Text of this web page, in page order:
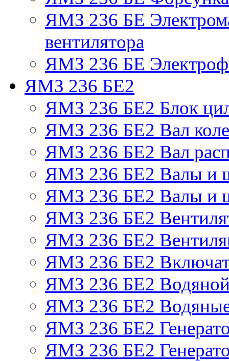
ЯМЗ 236 БЕ
вентилятора
ЯМЗ 236 БЕ
ЯМЗ 236 БЕ2
ЯМЗ 236 БЕ2 Блок
ЯМЗ 236 БЕ2 Вал
ЯМЗ 236 БЕ2 Вал
ЯМЗ 236 БЕ2 Валы и
ЯМЗ 236 БЕ2 Валы и
ЯМЗ 236 БЕ2
ЯМЗ 236 БЕ2
ЯМЗ 236 БЕ2
ЯМЗ 236 БЕ2 Водяной
ЯМЗ 236 БЕ2
ЯМЗ 236 БЕ2
ЯМЗ 236 БЕ2